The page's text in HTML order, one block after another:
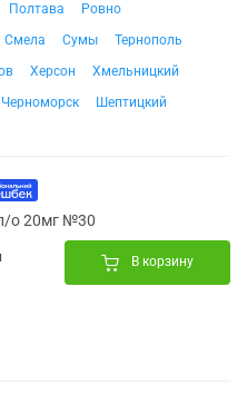
Полтава
Ровно
Смела Сумы
Тернополь
Херсон
Хмельницкий
Черноморск Шептицкий
о 20мг №30
В корзину